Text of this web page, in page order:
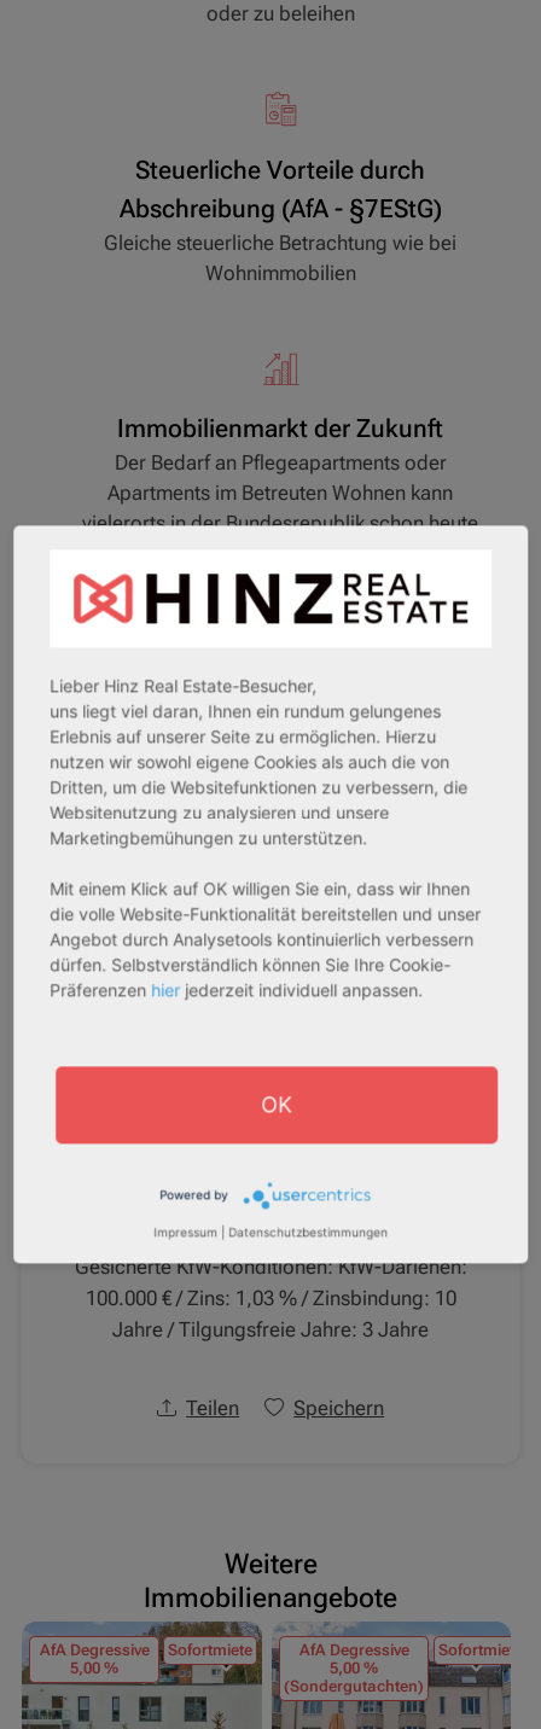
oder zu beleihen
Steuerliche Vorteile durch
Abschreibung (AfA - §7EStG)
Gleiche steuerliche Betrachtung wie bei
Wohnimmobilien
Immobilienmarkt der Zukunft
Der Bedarf an Pflegeapartments oder
Apartments im Betreuten Wohnen kann
vielerorts in der Bundesrepublik schon heute
Attraktive Mietrendite
Mietrenditen mit z.B. 3,60 % als Grundlage
bilden mit der steuerfreien
Verkaufsmöglichkeit nach 10 Jahren ein
spannendes Objekt für Einzelinvestoren
Immobilienportfolio
Gesicherte KfW-Konditionen: KfW-Darlehen:
100.000 € / Zins: 1,03 % / Zinsbindung: 10
Jahre / Tilgungsfreie Jahre: 3 Jahre
Teilen Speichern
Weitere
Immobilienangebote
AfA Degressive
5,00 %
Sofortmiete
AfA Degressive
5,00 %
(Sondergutachten)
Sofortmiete
Lieber Hinz Real Estate-Besucher,
uns liegt viel daran, Ihnen ein rundum gelungenes
Erlebnis auf unserer Seite zu ermöglichen. Hierzu
nutzen wir sowohl eigene Cookies als auch die von
Dritten, um die Websitefunktionen zu verbessern, die
Websitenutzung zu analysieren und unsere
Marketingbemühungen zu unterstützen.
Mit einem Klick auf OK willigen Sie ein, dass wir Ihnen
die volle Website-Funktionalität bereitstellen und unser
Angebot durch Analysetools kontinuierlich verbessern
dürfen. Selbstverständlich können Sie Ihre Cookie-
Präferenzen hier jederzeit individuell anpassen.
OK
Powered by
Impressum Datenschutzbestimmungen